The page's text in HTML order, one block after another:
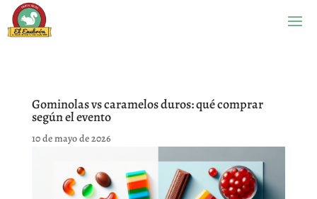
Gominolas vs caramelos duros: qué comprar
según el evento
10 de mayo de 2026